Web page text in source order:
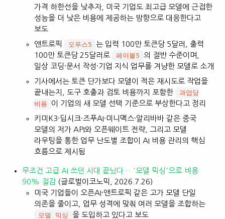
가격 하한선을 낮추자, 미국 기업도 최고급 모델에 근접한
성능을 더 낮은 비용에 제공하는 방향으로 대응한다고
보도
앤트로픽
오푸스5 는 입력 100만 토큰당 5달러, 출력
100만 토큰당 25달러로
페이블5 의 절반 수준이며,
일상 코딩·문서 작성·기업 지식 업무를 겨냥한 모델로 소개
기사에서는 토큰 단가보다 모델이 적은 재시도로 작업을
끝내는지, 도구 호출과 검토 비용까지 포함한
과업당
비용
이 기업의 새 모델 선택 기준으로 부상한다고 정리
키미K3·딥시크·즈푸AI·미니맥스·알리바바 같은 중국
모델의 저가 API와 오픈웨이트 전략, 그리고 모델
라우팅을 통한 업무 난도별 조합이 AI 비용 관리의 핵심
흐름으로 제시됨
무조건 고급 AI 쓰던 시대 끝났다… '모델 믹싱'으로 비용
90% 절감(글로벌이코노믹, 2026.7.26)
미국 기업들이 오픈AI·앤트로픽 같은 고가 모델 단일
의존을 줄이고, 업무 성격에 맞춰 여러 모델을 조합하는
모델 믹싱
을 도입하고 있다고 보도